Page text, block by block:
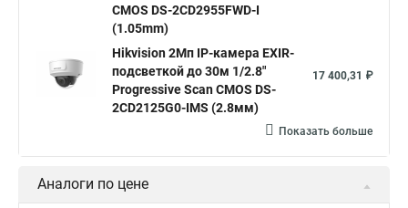
CMOS DS-2CD2955FWD-I
(1.05mm)
Hikvision 2Мп IP-камера EXIR-
подсветкой до 30м 1/2.8"
Progressive Scan CMOS DS-
2CD2125G0-IMS (2.8мм)
17 400,31 ₽
Показать больше
Аналоги по цене